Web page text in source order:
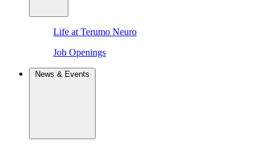
Life at Terumo Neuro
Job Openings
News & Events